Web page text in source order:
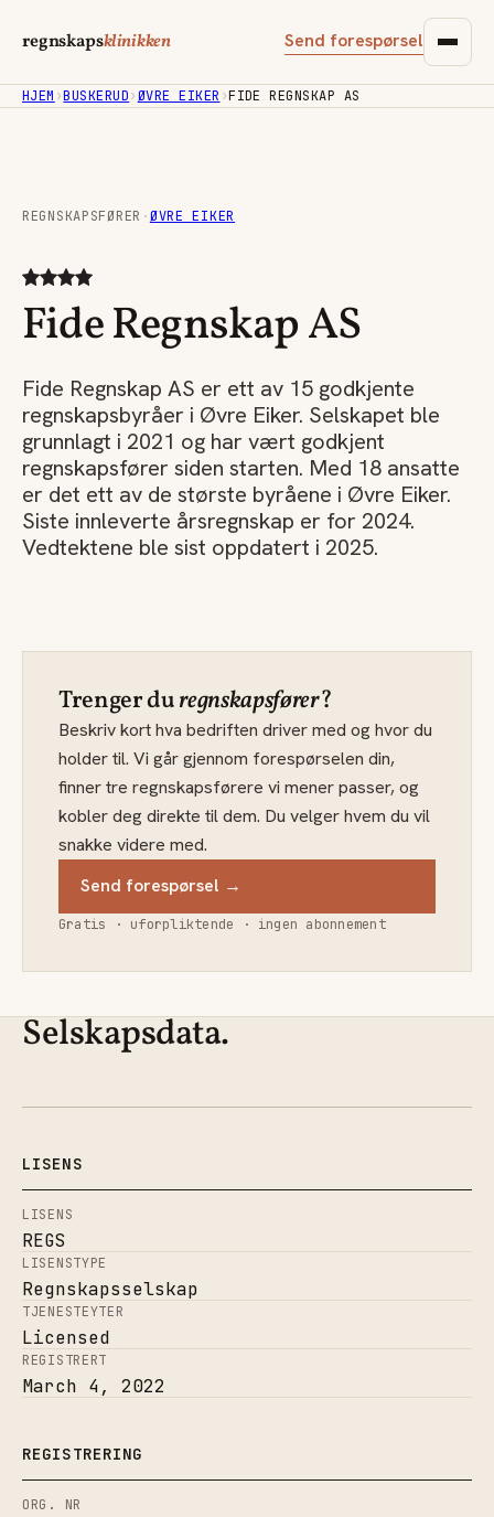
regnskapsklinikken Send forespørsel
HJEM ›BUSKERUD›ØVRE EIKER ›FIDE REGNSKAP AS
REGNSKAPSFØRER ·ØVRE EIKER
Fide Regnskap AS
Fide Regnskap AS er ett av 15 godkjente
regnskapsbyråer i Øvre Eiker. Selskapet ble
grunnlagt i 2021 og har vært godkjent
regnskapsfører siden starten. Med 18 ansatte
er det ett av de største byråene i Øvre Eiker.
Siste innleverte årsregnskap er for 2024.
Vedtektene ble sist oppdatert i 2025.
Trenger duregnskapsfører?
Beskriv kort hva bedriften driver med og hvor du
holder til. Vi går gjennom forespørselen din,
finner tre regnskapsførere vi mener passer, og
kobler deg direkte til dem. Du velger hvem du vil
snakke videre med.
Send forespørsel →
Gratis · uforpliktende · ingen abonnement
Selskapsdata.
LISENS
LISENS
REGS
LISENSTYPE
Regnskapsselskap
TJENESTEYTER
Licensed
REGISTRERT
March 4, 2022
REGISTRERING
ORG. NR